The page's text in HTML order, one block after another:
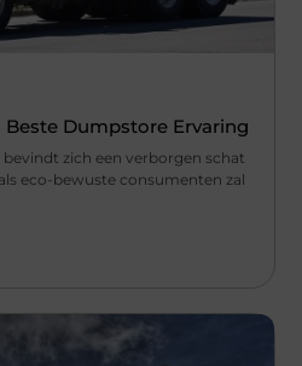
Dumpstore Ervaring
zich een verborgen schat
eco-bewuste consumenten zal